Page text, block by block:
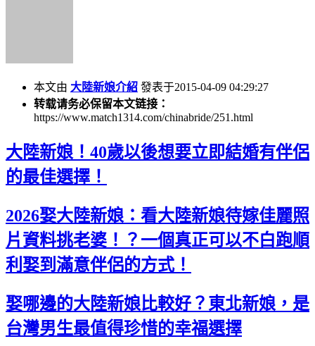
本文由 大陸新娘介紹 發表于2015-04-09 04:29:27
转载请务必保留本文链接：
https://www.match1314.com/chinabride/251.html
大陸新娘！40歲以後想要立即結婚有伴侶
的最佳選擇！
2026娶大陸新娘：看大陸新娘待嫁佳麗照
片資料挑老婆！？一個真正可以不白跑順
利娶到滿意伴侶的方式！
娶哪邊的大陸新娘比較好？東北新娘，是
台灣男生最值得珍惜的幸福選擇